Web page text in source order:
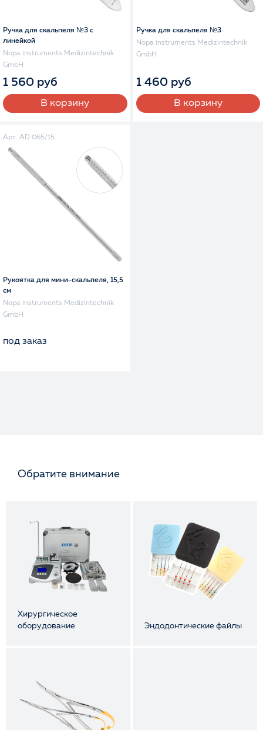
Ручка для скальпеля №3 с
линейкой
Nopa instruments Medizintechnik
GmbH
1 560 руб
В корзину
Ручка для скальпеля №3
Nopa instruments Medizintechnik
GmbH
1 460 руб
В корзину
Арт. AD 065/15
Рукоятка для мини-скальпеля, 15,5
см
Nopa instruments Medizintechnik
GmbH
под заказ
Обратите внимание
Хирургическое
оборудование
Эндодонтические файлы